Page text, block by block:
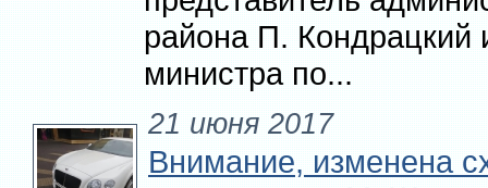
района П. Кондрацкий
министра по...
21 июня 2017
Внимание, изменена